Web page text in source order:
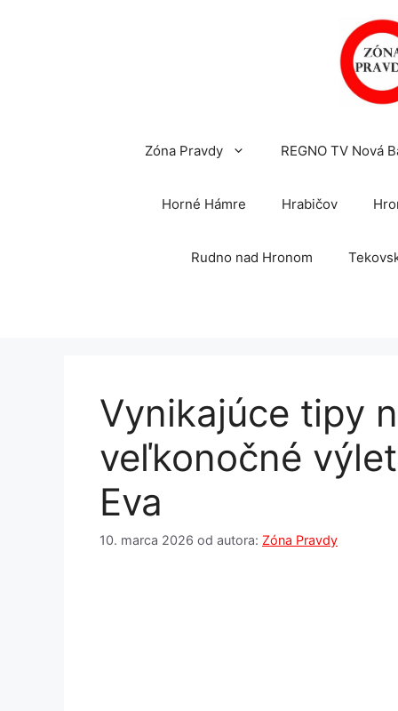
Zóna Pravdy REGNO TV Nová
Horné Hámre Hrabičov
Rudno nad Hronom
Vynikajúce tipy
veľkonočné
Eva
10. marca 2026 od autora: Zóna Pravdy